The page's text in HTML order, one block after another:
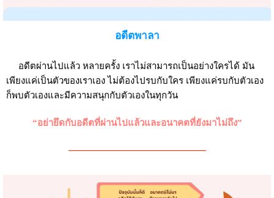
อดีตพาลา
อดีตผ่านไปแล้ว หลายครั้ง เราไม่สามารถเป็นอย่างใครได้ มัน
เพียงแค่เป็นตัวของเราเอง ไม่ต้องไปรบกับใคร เพียงแค่รบกับตัวเอง
ก็พบตัวเองและมีความสนุกกับตัวเองในทุกวัน
“อย่ายึดกับอดีตที่ผ่านไปแล้วและอนาคตที่ยังมาไม่ถึง”
———————————————